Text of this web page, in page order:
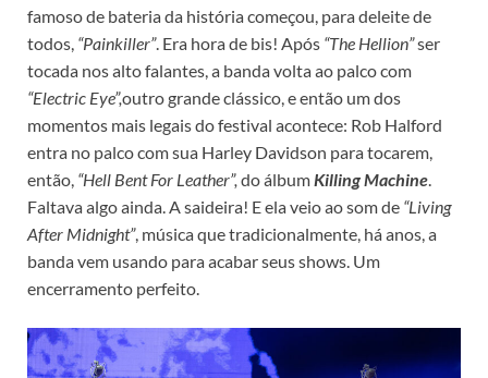
famoso de bateria da história começou, para deleite de
todos, “Painkiller”. Era hora de bis! Após “The Hellion”ser
tocada nos alto falantes, a banda volta ao palco com
“Electric Eye”,outro grande clássico, e então um dos
momentos mais legais do festival acontece: Rob Halford
entra no palco com sua Harley Davidson para tocarem,
então, “Hell Bent For Leather”, do álbumKilling Machine.
Faltava algo ainda. A saideira! E ela veio ao som de “Living
After Midnight”, música que tradicionalmente, há anos, a
banda vem usando para acabar seus shows. Um
encerramento perfeito.